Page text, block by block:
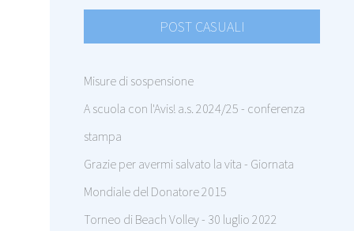
POST CASUALI
Misure di sospensione
A scuola con l'Avis! a.s. 2024/25 - conferenza
stampa
Grazie per avermi salvato la vita - Giornata
Mondiale del Donatore 2015
Torneo di Beach Volley - 30 luglio 2022